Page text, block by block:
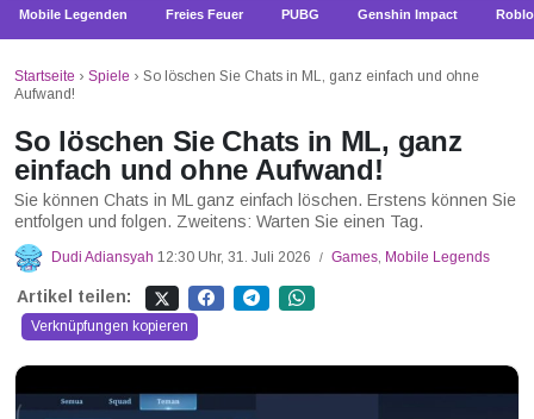
Mobile Legenden Freies Feuer PUBG Genshin Impact
Startseite › Spiele › So löschen Sie Chats in ML, ganz einfach und ohne
Aufwand!
So löschen Sie Chats in ML, ganz
einfach und ohne Aufwand!
Sie können Chats in ML ganz einfach löschen. Erstens können Sie
entfolgen und folgen. Zweitens: Warten Sie einen Tag.
Dudi Adiansyah 12:30 Uhr, 31. Juli 2026 / Games, Mobile Legends
Artikel teilen:
Verknüpfungen kopieren